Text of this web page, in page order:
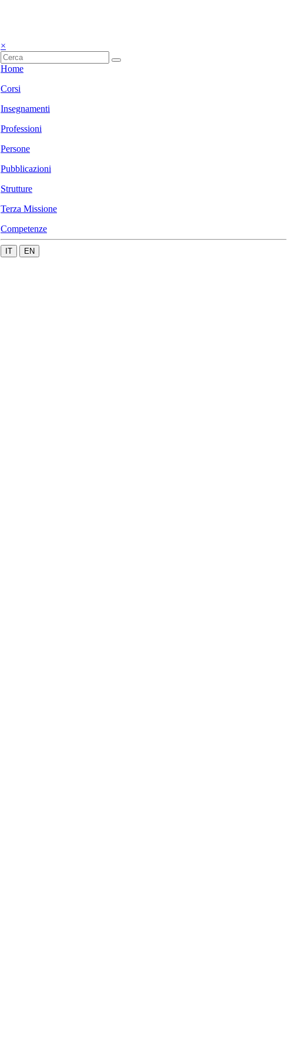
×
Home
Corsi
Insegnamenti
Professioni
Persone
Pubblicazioni
Strutture
Terza Missione
Competenze
IT EN